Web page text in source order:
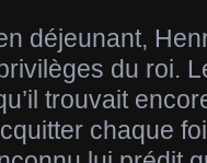
déjeunant,
du roi.
trouvait
chaque